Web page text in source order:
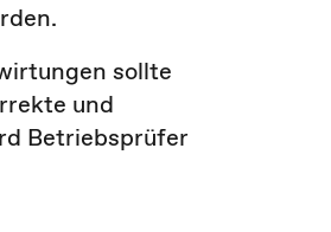
sollte
und
Betriebsprüfer